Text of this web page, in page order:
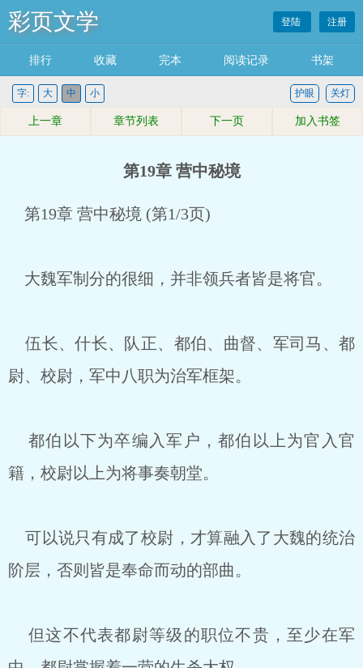
彩页文学 登陆 注册
排行 收藏 完本 阅读记录 书架
字: 大 中 小 关灯
护眼
上一章 章节列表 下一页 加入书签
第19章 营中秘境
第19章 营中秘境 (第1/3页)
大魏军制分的很细，并非领兵者皆是将官。
伍长、什长、队正、都伯、曲督、军司马、都
尉、校尉，军中八职为治军框架。
都伯以下为卒编入军户，都伯以上为官入官
籍，校尉以上为将事奏朝堂。
可以说只有成了校尉，才算融入了大魏的统治
阶层，否则皆是奉命而动的部曲。
但这不代表都尉等级的职位不贵，至少在军